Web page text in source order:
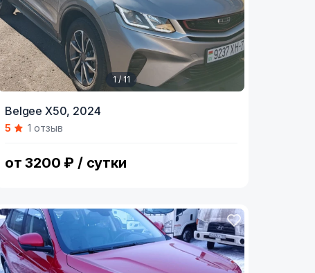
of
1 / 11
Belgee X50, 2024
5 1 отзыв
от 3200 ₽ / сутки